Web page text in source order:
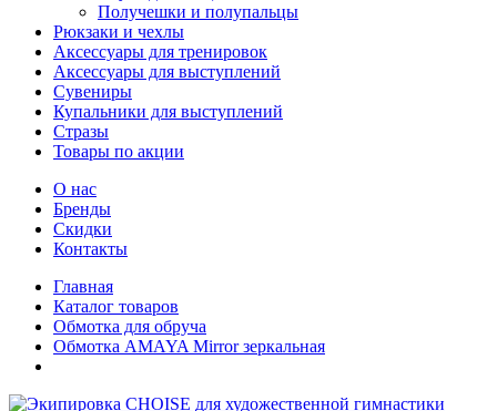
Получешки и полупальцы
Рюкзаки и чехлы
Аксессуары для тренировок
Аксессуары для выступлений
Сувениры
Купальники для выступлений
Стразы
Товары по акции
О нас
Бренды
Скидки
Контакты
Главная
Каталог товаров
Обмотка для обруча
Обмотка AMAYA Mirror зеркальная